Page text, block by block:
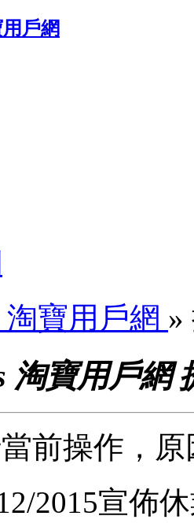
淘寶用戶網 »
淘寶用戶網
前操作，
2015宣佈